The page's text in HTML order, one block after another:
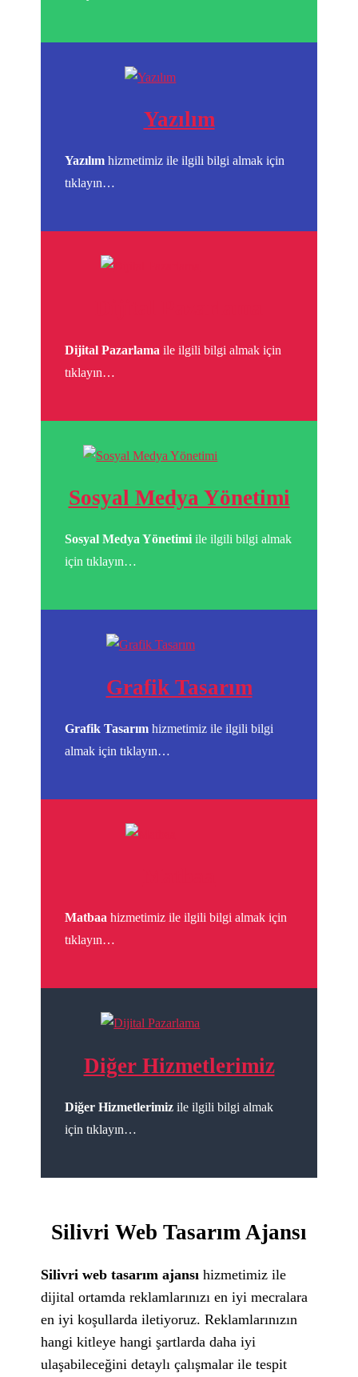
Yazılım
Yazılım hizmetimiz ile ilgili bilgi almak için
tıklayın…
Dijital Pazarlama ile ilgili bilgi almak için
tıklayın…
Sosyal Medya Yönetimi
Sosyal Medya Yönetimi ile ilgili bilgi almak
için tıklayın…
Grafik Tasarım
Grafik Tasarım hizmetimiz ile ilgili bilgi
almak için tıklayın…
Matbaa hizmetimiz ile ilgili bilgi almak için
tıklayın…
Diğer Hizmetlerimiz
Diğer Hizmetlerimiz ile ilgili bilgi almak
için tıklayın…
Silivri Web Tasarım Ajansı
Silivri web tasarım ajansı hizmetimiz ile
dijital ortamda reklamlarınızı en iyi mecralara
en iyi koşullarda iletiyoruz. Reklamlarınızın
hangi kitleye hangi şartlarda daha iyi
ulaşabileceğini detaylı çalışmalar ile tespit